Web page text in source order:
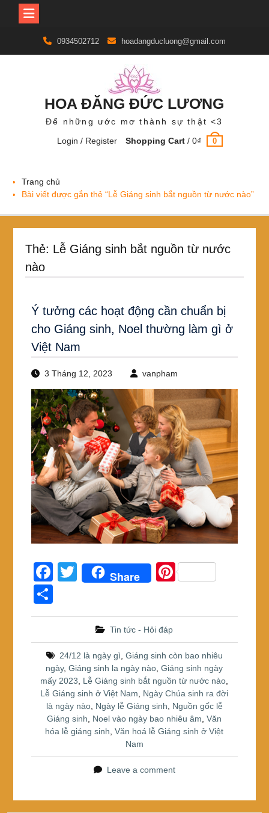
content
0934502712 hoadangducluong@gmail.com
HOA ĐĂNG ĐỨC LƯƠNG
Để những ước mơ thành sự thật <3
Login / Register
Shopping Cart /0₫ 0
Trang chủ
Bài viết được gắn thẻ “Lễ Giáng sinh bắt nguồn từ nước nào”
Thẻ: Lễ Giáng sinh bắt nguồn từ nước
nào
Ý tưởng các hoạt động cần chuẩn bị
cho Giáng sinh, Noel thường làm gì ở
Việt Nam
3 Tháng 12, 2023 vanpham
F
a
c
b
o
o
k
T
Share
Pi
st
h
e
Tin tức - Hỏi đáp
24/12 là ngày gì Giáng sinh còn bao nhiêu
ngày,Giáng sinh la ngày nào ,Giáng sinh ngày
mấy 2023
Lễ Giáng sinh bắt nguồn từ nước nào
Lễ Giáng sinh ở Việt Nam
Ngày Chúa sinh ra đời
là ngày nào, Ngày lễ Giáng sinh
Nguồn gốc lễ
Giáng sinh
Noel vào ngày bao nhiêu âm ,Văn
hóa lễ giáng sinh ,Văn hoá lễ Giáng sinh ở Việt
Nam
Leave a comment